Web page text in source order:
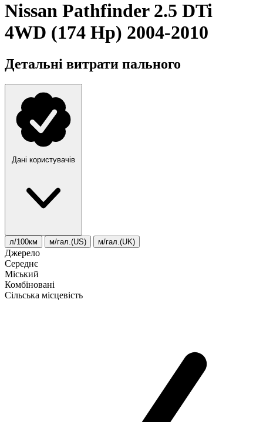
Nissan Pathfinder 2.5 DTi
4WD (174 Hp) 2004-2010
Детальні витрати пального
Дані користувачів
л/100км м/гал.(US) м/гал.(UK)
Джерело
Середнє
Міський
Комбіновані
Сільська місцевість